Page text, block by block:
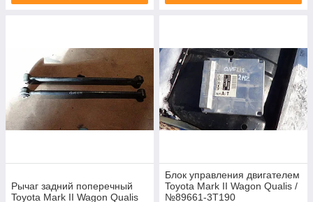
Рычаг задний поперечный
Toyota Mark II Wagon Qualis
Блок управления двигателем
Toyota Mark II Wagon Qualis /
№89661-3T190